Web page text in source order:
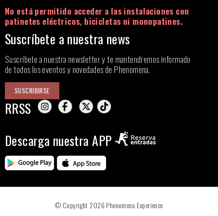
No está permitido acceder a las instalaciones con
patinetes eléctricos, bicicletas ni monopatines.
Suscríbete a nuestra news
Suscríbete a nuestra newsletter y te mantendremos informado
de todos los eventos y novedades de Phenomena.
SUSCRIBIRSE
RRSS
Descarga nuestra APP
© Copyright 2026 Phenomena Experience